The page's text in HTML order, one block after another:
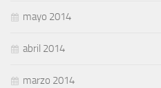
mayo 2014
abril 2014
marzo 2014